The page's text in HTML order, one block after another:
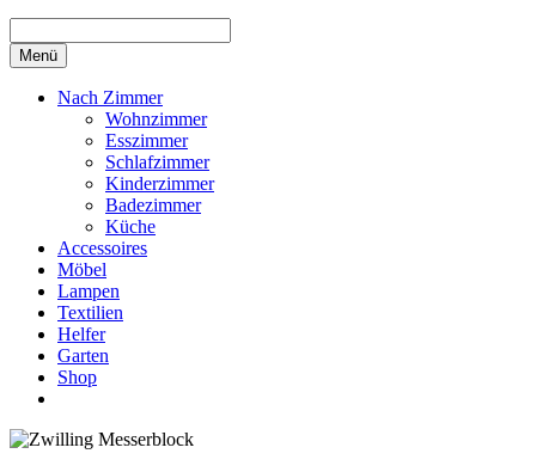
Menü
Nach Zimmer
Wohnzimmer
Esszimmer
Schlafzimmer
Kinderzimmer
Badezimmer
Küche
Accessoires
Möbel
Lampen
Textilien
Helfer
Garten
Shop